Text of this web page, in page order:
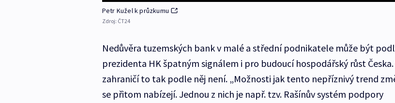
Petr Kužel k průzkumu
Zdroj: ČT24
Nedůvěra tuzemských bank v malé a střední podnikatele může být
prezidenta HK špatným signálem i pro budoucí hospodářský růst Česka.
zahraničí to tak podle něj není. „Možnosti jak tento nepříznivý trend
se přitom nabízejí. Jednou z nich je např. tzv. Rašínův systém podpory